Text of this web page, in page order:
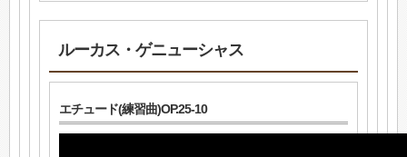
ルーカス・ゲニューシャス
エチュード(練習曲)OP.25-10